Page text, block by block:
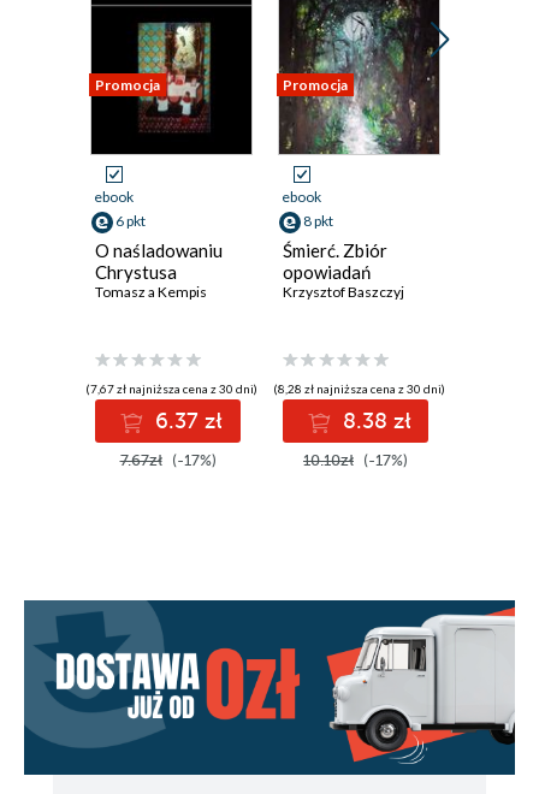
Promocja
ebook
6 pkt
O naśladowaniu
Chrystusa
Tomasz a Kempis
(7,67 zł najniższa cena z 30 dni)
6.37 zł
7.67zł (-17%)
Promocja
ebook
8 pkt
Śmierć. Zbiór
opowiadań
Krzysztof Baszczyj
(8,28 zł najniższa cena z 30 dni)
8.38 zł
10.10zł (-17%)